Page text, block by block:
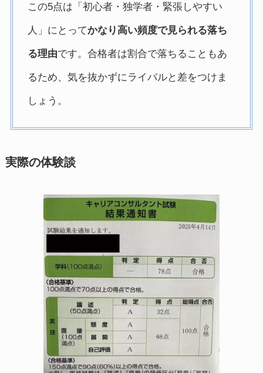
この5点は「初心者・独学者・緊張しやすい
人」にとってかなり高い頻度で見られる落ち
る理由です。合格者は割合で落ちることもあ
るため、気を抜かずにライバルと差をつけま
しょう。
実際の体験談